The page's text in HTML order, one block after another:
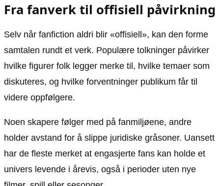
Fra fanverk til offisiell påvirkning
Selv når fanfiction aldri blir «offisiell», kan den forme
samtalen rundt et verk. Populære tolkninger påvirker
hvilke figurer folk legger merke til, hvilke temaer som
diskuteres, og hvilke forventninger publikum får til
videre oppfølgere.
Noen skapere følger med på fanmiljøene, andre
holder avstand for å slippe juridiske gråsoner. Uansett
har de fleste merket at engasjerte fans kan holde et
univers levende i årevis, også i perioder uten nye